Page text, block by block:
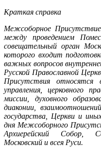
Краткая справка
Межсоборное
между проведением
совещательный орган
которого входит
важных вопросов
Русской Православной
Присутствия относятся
управления, церковного
миссии, духовного
диаконии,
государства, Церкви и
дня Межсоборного
Архиерейский Собор,
Московский и всея Руси.